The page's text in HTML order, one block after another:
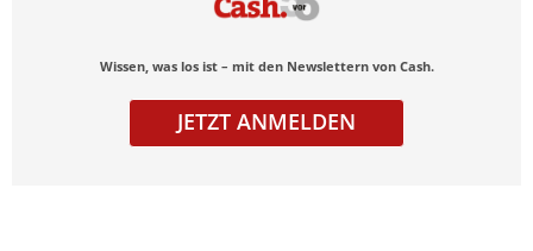
Wissen, was los ist – mit den Newslettern von Cash.
JETZT ANMELDEN